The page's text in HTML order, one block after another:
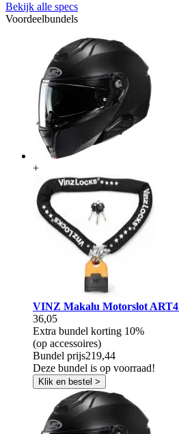
Bekijk alle specs
Voordeelbundels
+
VINZ Makalu Motorslot ART4
36,05
Extra bundel korting 10%
(op accessoires)
Bundel prijs219,44
Deze bundel is op voorraad!
Klik en bestel >